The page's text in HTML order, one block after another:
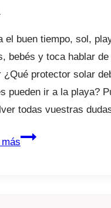
el buen tiempo, sol,
bebés y toca hablar
¿Qué protector solar
pueden ir a la playa?
todas vuestras
Protección